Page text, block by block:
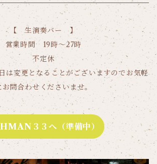
【 生演奏バー 】
営業時間 19時〜27時
不定休
は変更となることがございますのでお気軽
お問合わせくださいませ。
３３へ（準備中）